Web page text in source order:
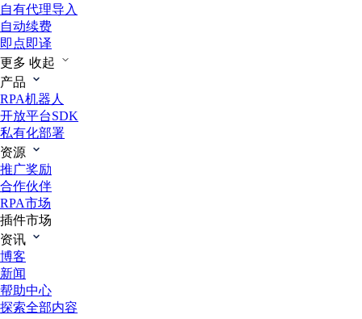
自有代理导入
自动续费
即点即译
更多 收起
产品
RPA机器人
开放平台SDK
私有化部署
资源
推广奖励
合作伙伴
RPA市场
插件市场
资讯
博客
新闻
帮助中心
探索全部内容